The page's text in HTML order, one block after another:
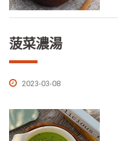
菠菜濃湯
2023-03-08